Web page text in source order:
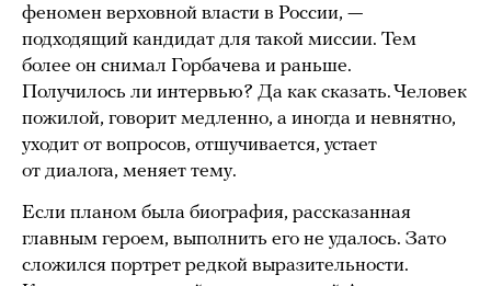
феномен верховной власти в России, —
подходящий кандидат для такой миссии. Тем
более он снимал Горбачева и раньше.
Получилось ли интервью? Да как сказать. Человек
пожилой, говорит медленно, а иногда и невнятно,
уходит от вопросов, отшучивается, устает
от диалога, меняет тему.
Если планом была биография, рассказанная
главным героем, выполнить его не удалось. Зато
сложился портрет редкой выразительности.